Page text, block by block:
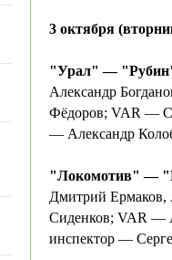
3 октября
"Урал" —
Александр
Фёдоров; VAR —
— Александр
"Локомотив" —
Дмитрий Ермаков,
Сиденков; VAR —
инспектор —